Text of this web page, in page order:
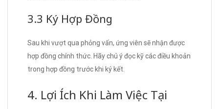
3.3 Ký Hợp Đồng
Sau khi vượt qua phỏng vấn, ứng viên sẽ nhận được
hợp đồng chính thức. Hãy chú ý đọc kỹ các điều khoản
trong hợp đồng trước khi ký kết.
4. Lợi Ích Khi Làm Việc Tại